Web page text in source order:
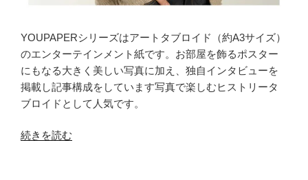
YOUPAPERシリーズはアートタブロイド（約A3サイズ）
のエンターテインメント紙です。お部屋を飾るポスター
にもなる大きく美しい写真に加え、独自インタビューを
掲載し記事構成をしています写真で楽しむヒストリータ
ブロイドとして人気です。
“YOUPAPER（vol.17）”
続きを読む